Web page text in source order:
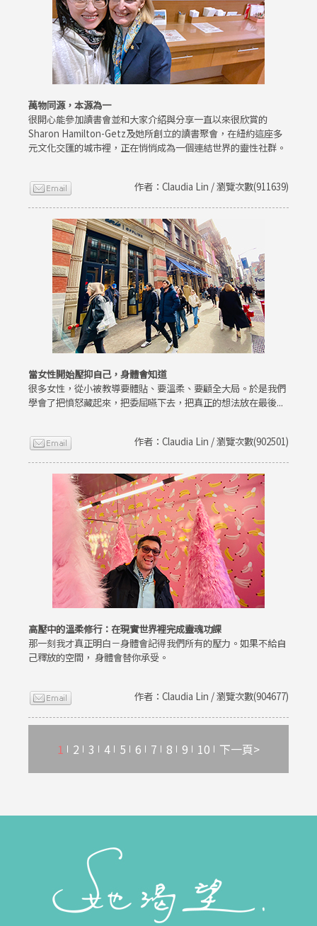
萬物同源，本源為一
很開心能參加讀書會並和大家介紹與分享一直以來很欣賞的
Sharon Hamilton-Getz及她所創立的讀書聚會，在紐約這座多
元文化交匯的城市裡，正在悄悄成為一個連結世界的靈性社群。
作者：Claudia Lin / 瀏覽次數(911639)
當女性開始壓抑自己，身體會知道
很多女性，從小被教導要體貼、要溫柔、要顧全大局。於是我們
學會了把憤怒藏起來，把委屈嚥下去，把真正的想法放在最後...
作者：Claudia Lin / 瀏覽次數(902501)
高壓中的溫柔修行：在現實世界裡完成靈魂功課
那一刻我才真正明白－身體會記得我們所有的壓力。如果不給自
己釋放的空間， 身體會替你承受。
作者：Claudia Lin / 瀏覽次數(904677)
1 2 3 4 5 6 7 8 9 10 下一頁>